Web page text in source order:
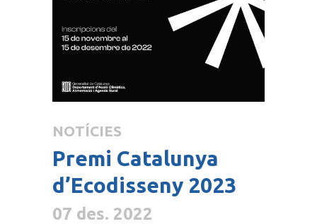
NOTÍCIES
Premi Catalunya
d’Ecodisseny 2023
07 des. 2022